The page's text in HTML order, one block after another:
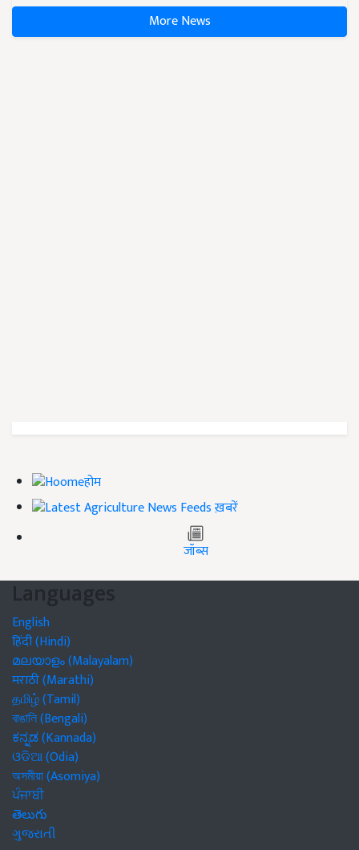
More News
होम
ख़बरें
जॉब्स
Languages
English
हिंदी (Hindi)
മലയാളം (Malayalam)
मराठी (Marathi)
தமிழ் (Tamil)
বাঙালি (Bengali)
ಕನ್ನಡ (Kannada)
ଓଡିଆ (Odia)
অসমীয়া (Asomiya)
ਪੰਜਾਬੀ
తెలుగు
ગુજરાતી